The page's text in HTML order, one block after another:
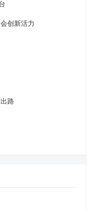
创新活力
路